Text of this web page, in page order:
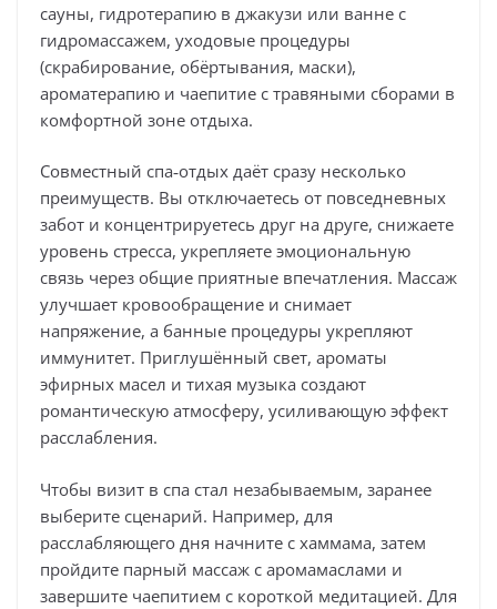
сауны, гидротерапию в джакузи или ванне с
гидромассажем, уходовые процедуры
(скрабирование, обёртывания, маски),
ароматерапию и чаепитие с травяными сборами в
комфортной зоне отдыха.
Совместный спа‑отдых даёт сразу несколько
преимуществ. Вы отключаетесь от повседневных
забот и концентрируетесь друг на друге, снижаете
уровень стресса, укрепляете эмоциональную
связь через общие приятные впечатления. Массаж
улучшает кровообращение и снимает
напряжение, а банные процедуры укрепляют
иммунитет. Приглушённый свет, ароматы
эфирных масел и тихая музыка создают
романтическую атмосферу, усиливающую эффект
расслабления.
Чтобы визит в спа стал незабываемым, заранее
выберите сценарий. Например, для
расслабляющего дня начните с хаммама, затем
пройдите парный массаж с аромамаслами и
завершите чаепитием с короткой медитацией. Для